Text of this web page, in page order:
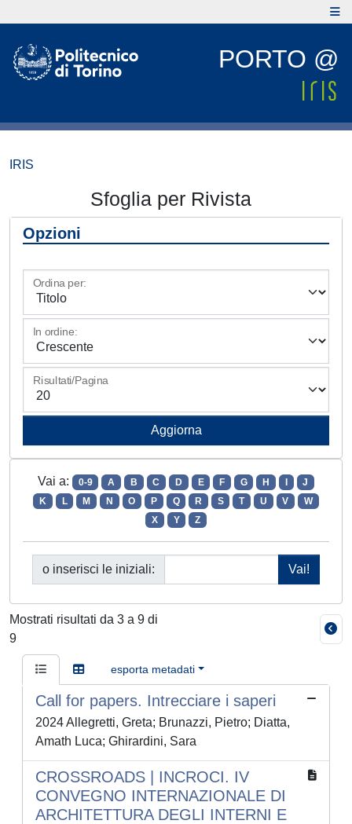
PORTO @
IRIS
Sfoglia per Rivista
Opzioni
Ordina per:
In ordine:
Risultati/Pagina
Vai a: 0-9 A B C D E F G H
J
K
L M N O P Q R S T U V
W
X
Y Z
o inserisci le iniziali:
Mostrati risultati da 3 a 9 di
9
esporta metadati
Call for papers. Intrecciare i saperi
2024 Allegretti, Greta; Brunazzi, Pietro; Diatta,
Amath Luca; Ghirardini, Sara
CROSSROADS | INCROCI. IV
CONVEGNO INTERNAZIONALE DI
ARCHITETTURA DEGLI INTERNI E